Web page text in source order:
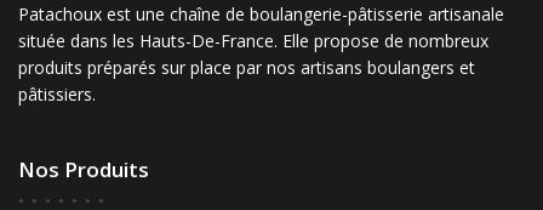
Patachoux est une chaîne de boulangerie-pâtisserie artisanale
située dans les Hauts-De-France. Elle propose de nombreux
produits préparés sur place par nos artisans boulangers et
pâtissiers.
Nos Produits